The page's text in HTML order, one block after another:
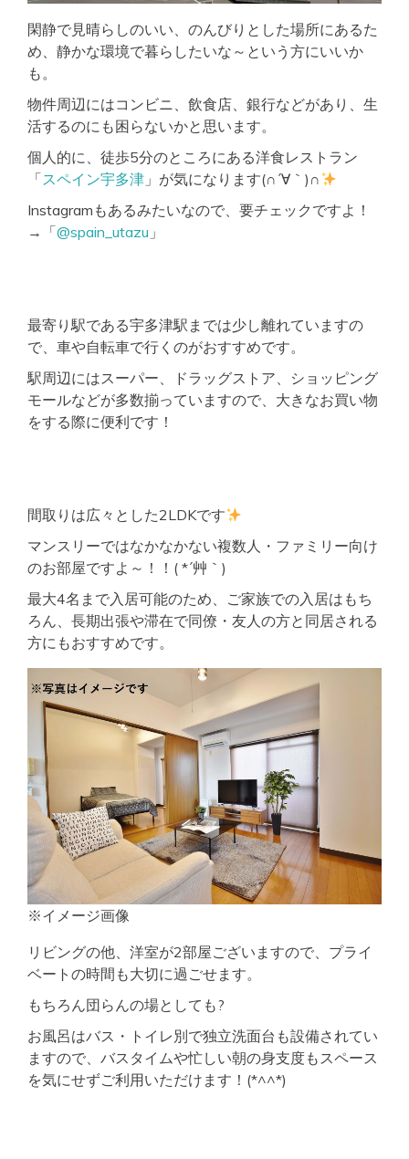
閑静で見晴らしのいい、のんびりとした場所にあるた
め、静かな環境で暮らしたいな～という方にいいか
も。
物件周辺にはコンビニ、飲食店、銀行などがあり、生
活するのにも困らないかと思います。
個人的に、徒歩5分のところにある洋食レストラン
「スペイン宇多津 」が気になります(∩´∀｀)∩
Instagramもあるみたいなので、要チェックですよ！
→「@spain_utazu 」
最寄り駅である宇多津駅までは少し離れていますの
で、車や自転車で行くのがおすすめです。
駅周辺にはスーパー、ドラッグストア、ショッピング
モールなどが多数揃っていますので、大きなお買い物
をする際に便利です！
間取りは広々とした2LDKです
マンスリーではなかなかない複数人・ファミリー向け
のお部屋ですよ～！！( *´艸｀)
最大4名まで入居可能のため、ご家族での入居はもち
ろん、長期出張や滞在で同僚・友人の方と同居される
方にもおすすめです。
※イメージ画像
リビングの他、洋室が2部屋ございますので、プライ
ベートの時間も大切に過ごせます。
もちろん団らんの場としても?
お風呂はバス・トイレ別で独立洗面台も設備されてい
ますので、バスタイムや忙しい朝の身支度もスペース
を気にせずご利用いただけます！(*^^*)